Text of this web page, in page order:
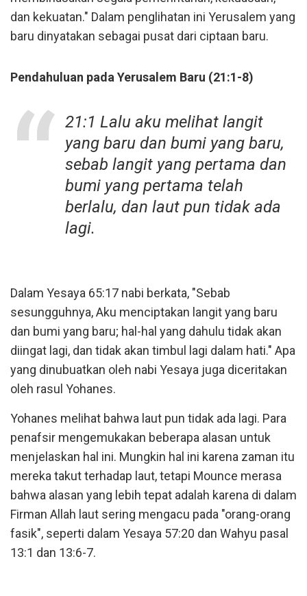
dan kekuatan." Dalam penglihatan ini Yerusalem yang
baru dinyatakan sebagai pusat dari ciptaan baru.
Pendahuluan pada Yerusalem Baru (21:1-8)
21:1 Lalu aku melihat langit
yang baru dan bumi yang baru,
sebab langit yang pertama dan
bumi yang pertama telah
berlalu, dan laut pun tidak ada
lagi.
Dalam Yesaya 65:17 nabi berkata, "Sebab
sesungguhnya, Aku menciptakan langit yang baru
dan bumi yang baru; hal-hal yang dahulu tidak akan
diingat lagi, dan tidak akan timbul lagi dalam hati." Apa
yang dinubuatkan oleh nabi Yesaya juga diceritakan
oleh rasul Yohanes.
Yohanes melihat bahwa laut pun tidak ada lagi. Para
penafsir mengemukakan beberapa alasan untuk
menjelaskan hal ini. Mungkin hal ini karena zaman itu
mereka takut terhadap laut, tetapi Mounce merasa
bahwa alasan yang lebih tepat adalah karena di dalam
Firman Allah laut sering mengacu pada "orang-orang
fasik", seperti dalam Yesaya 57:20 dan Wahyu pasal
13:1 dan 13:6-7.